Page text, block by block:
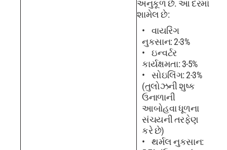
અનુકૂળ છે. આ દરમાં
શામેલ છે:
વાયરિંગ
નુકસાન: 2-3%
ઇન્વર્ટર
કાર્યક્ષમતા: 3-5%
સોઇલિંગ: 2-3%
(તુલોઝની શુષ્ક
ઉનાળાની
આબોહવા ધૂળના
સંચયની તરફેણ
કરે છે)
થર્મલ નુકસાન: